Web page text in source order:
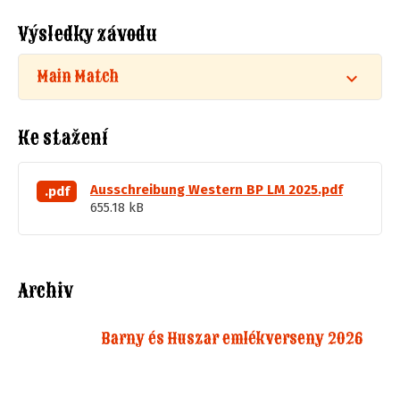
Výsledky závodu
Main Match
Ke stažení
.pdf
Ausschreibung Western BP LM 2025.pdf
655.18 kB
Archiv
Barny és Huszar emlékverseny 2026